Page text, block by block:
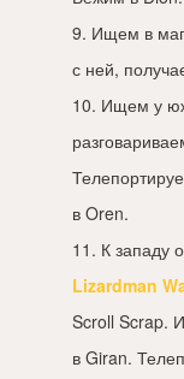
9. Ищем в
с ней,
10. Ищем у
в Oren.
11. К западу
Lizardman
Scroll Scrap.
в Giran.